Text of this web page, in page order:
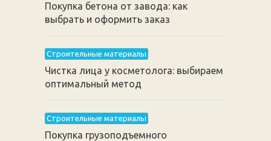
Покупка бетона от завода: как
выбрать и оформить заказ
Строительные материалы
Чистка лица у косметолога: выбираем
оптимальный метод
Строительные материалы
Покупка грузоподъемного